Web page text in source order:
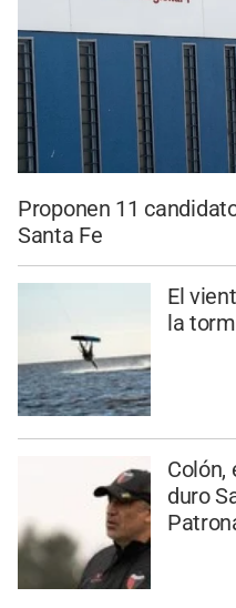
Proponen 11
Santa Fe
El
la
Colón,
duro